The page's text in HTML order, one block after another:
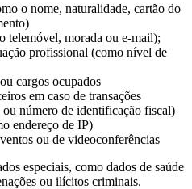
o nome, naturalidade, cartão do
telemóvel, morada ou e-mail);
profissional (como nível de
cargos ocupados
em caso de transações
número de identificação fiscal)
endereço de IP)
ou de videoconferências
especiais, como dados de saúde
ou ilícitos criminais.